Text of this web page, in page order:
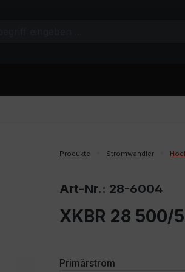
Produkte Stromwandler
Art-Nr.: 28-6004
XKBR 28 500/
Primärstrom